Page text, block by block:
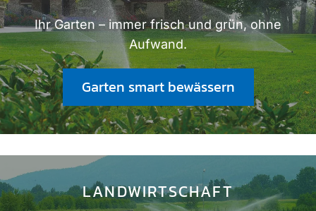
Ihr Garten – immer frisch und grün, ohne
Aufwand.
Garten smart bewässern
LANDWIRTSCHAFT